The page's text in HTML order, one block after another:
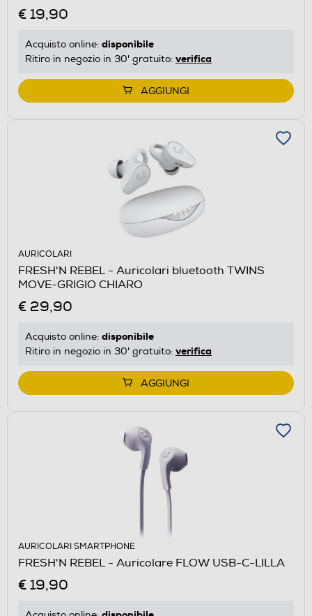
€ 19,90
Acquisto online: disponibile
Ritiro in negozio in 30' gratuito: verifica
AGGIUNGI
AURICOLARI
FRESH'N REBEL - Auricolari bluetooth TWINS
MOVE-GRIGIO CHIARO
€ 29,90
Acquisto online: disponibile
Ritiro in negozio in 30' gratuito: verifica
AGGIUNGI
AURICOLARI SMARTPHONE
FRESH'N REBEL - Auricolare FLOW USB-C-LILLA
€ 19,90